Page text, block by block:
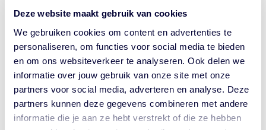
Deze website maakt gebruik van cookies
We gebruiken cookies om content en advertenties te
personaliseren, om functies voor social media te bieden
en om ons websiteverkeer te analyseren. Ook delen we
informatie over jouw gebruik van onze site met onze
partners voor social media, adverteren en analyse. Deze
partners kunnen deze gegevens combineren met andere
informatie die je aan ze hebt verstrekt of die ze hebben
Ton Kallenberg sr. † (2010)
Dhr. J.W. Kars
Michiel Kempers † (2022)
Maaike Klein
Ben Klerks † (2006)
Rob Knijnenburg
Bert Koot